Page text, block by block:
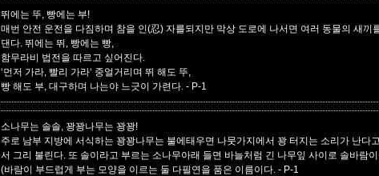
뛰에는 뚜, 빵에는 부!
매번 안전 운전을 다짐하며 참을 인(忍) 자를되지만 막상 도로에 나서면 여러 동물의 새끼
댄다. 뛰에는 뛰, 빵에는 빵,
함무라비 법전을 따르고 싶어진다.
‘먼저 가라, 빨리 가라‘ 중얼거리며 뛰 해도 뚜,
빵 해도 부, 대구하며 나는야 느긋이 가련다. - P-1
소나무는 솔솔, 꽝꽝나무는 꽝꽝!
주로 남부 지방에 서식하는 꽝꽝나무는 불에태우면 나뭇가지에서 꽝 터지는 소리가 난다
서 그리 불린다. 또 솔이라고 부르는 소나무아래 들면 바늘처럼 긴 나무잎 사이로 솔바람
(바람이 부드럽게 부는 모양을 이르는 둘 다필연을 품은 이름이다. - P-1